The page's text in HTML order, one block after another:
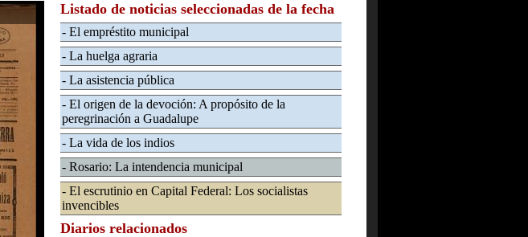
Listado de noticias seleccionadas de la fecha
- El empréstito municipal
- La huelga agraria
- La asistencia pública
- El origen de la devoción: A propósito de la
peregrinación a Guadalupe
- La vida de los indios
- Rosario: La intendencia municipal
- El escrutinio en Capital Federal: Los socialistas
invencibles
Diarios relacionados